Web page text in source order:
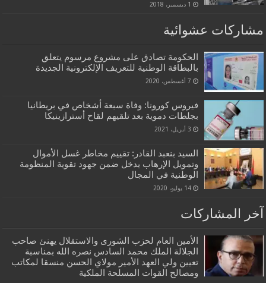
1 ديسمبر، 2018
مشاركات عشوائية
الحكومة تصادق على مشروع مرسوم يتعلق
بالبطاقة الوطنية للتعريف الإلكترونية الجديدة
7 أغسطس، 2020
فيروس كورونا: وفاة سبعة أشخاص في بريطانيا
بجلطات دموية بعد تلقيهم لقاح أسترازينيكا
3 أبريل، 2021
السيد بنعبد القادر: تقييم مخاطر غسل الأموال
وتمويل الإرهاب يدخل ضمن جهود تقوية المنظومة
الوطنية في المجال
14 يوليو، 2020
آخر المشاركات
الأمين العام لحزب الشورى والاستقلال يهنئ صاحب
الجلالة الملك محمد السادس نصره الله بمناسبة
تعيين ولي العهد الأمير مولاي الحسن منسقا لمكاتب
ومصالح القوات المسلحة الملكية